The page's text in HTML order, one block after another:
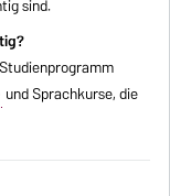
sind.
und Sprachkurse, die